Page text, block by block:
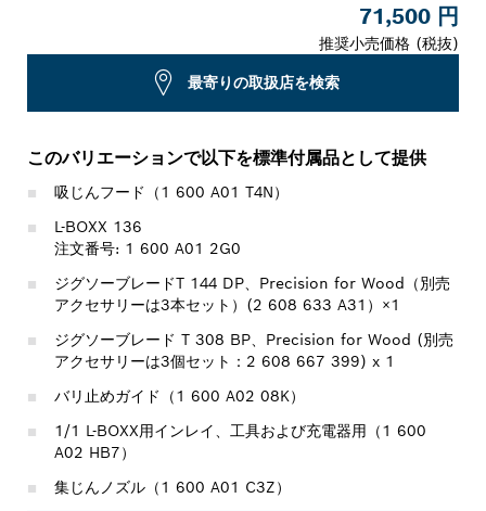
71,500 円
推奨小売価格 (税抜)
最寄りの取扱店を検索
このバリエーションで以下を標準付属品として提供
吸じんフード（1 600 A01 T4N）
L-BOXX 136
注文番号: 1 600 A01 2G0
ジグソーブレードT 144 DP、Precision for Wood（別売
アクセサリーは3本セット）(2 608 633 A31）×1
ジグソーブレード T 308 BP、Precision for Wood (別売
アクセサリーは3個セット：2 608 667 399) x 1
バリ止めガイド（1 600 A02 08K）
1/1 L-BOXX用インレイ、工具および充電器用（1 600
A02 HB7）
集じんノズル（1 600 A01 C3Z）